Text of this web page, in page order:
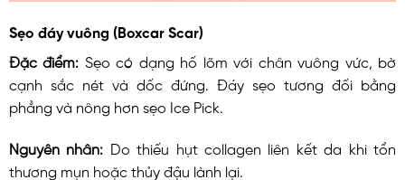
Sẹo đáy vuông (Boxcar Scar)
Đặc điểm: Sẹo có dạng hố lõm với chân vuông vức, bờ
cạnh sắc nét và dốc đứng. Đáy sẹo tương đối bằng
phẳng và nông hơn sẹo Ice Pick.
Nguyên nhân: Do thiếu hụt collagen liên kết da khi tổn
thương mụn hoặc thủy đậu lành lại.